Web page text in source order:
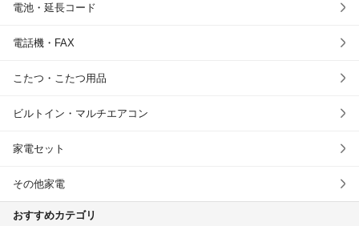
電池・延長コード
電話機・FAX
こたつ・こたつ用品
ビルトイン・マルチエアコン
家電セット
その他家電
おすすめカテゴリ